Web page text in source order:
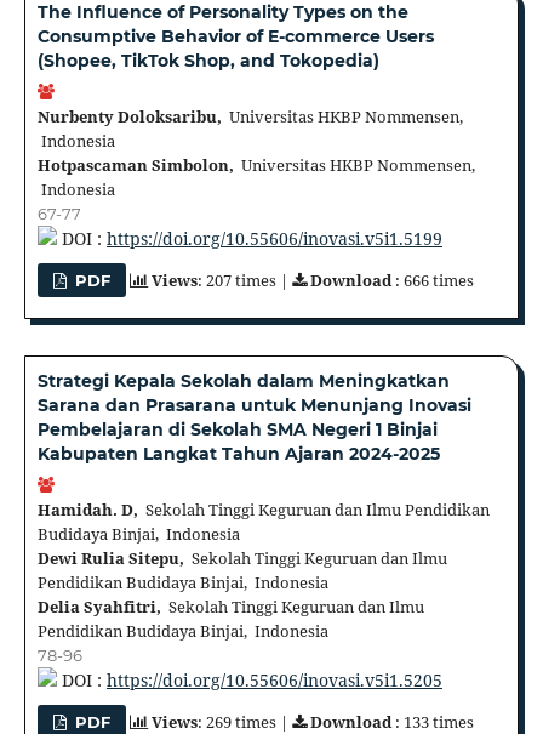
The Influence of Personality Types on the
Consumptive Behavior of E-commerce Users
(Shopee, TikTok Shop, and Tokopedia)
Nurbenty Doloksaribu, Universitas HKBP Nommensen,
Indonesia
Hotpascaman Simbolon, Universitas HKBP Nommensen,
Indonesia
67-77
DOI : https://doi.org/10.55606/inovasi.v5i1.5199
PDF Views: 207 times | Download: 666 times
Strategi Kepala Sekolah dalam Meningkatkan
Sarana dan Prasarana untuk Menunjang Inovasi
Pembelajaran di Sekolah SMA Negeri 1 Binjai
Kabupaten Langkat Tahun Ajaran 2024-2025
Hamidah. D, Sekolah Tinggi Keguruan dan Ilmu Pendidikan
Budidaya Binjai, Indonesia
Dewi Rulia Sitepu, Sekolah Tinggi Keguruan dan Ilmu
Pendidikan Budidaya Binjai, Indonesia
Delia Syahfitri, Sekolah Tinggi Keguruan dan Ilmu
Pendidikan Budidaya Binjai, Indonesia
78-96
DOI : https://doi.org/10.55606/inovasi.v5i1.5205
PDF Views: 269 times | Download: 133 times